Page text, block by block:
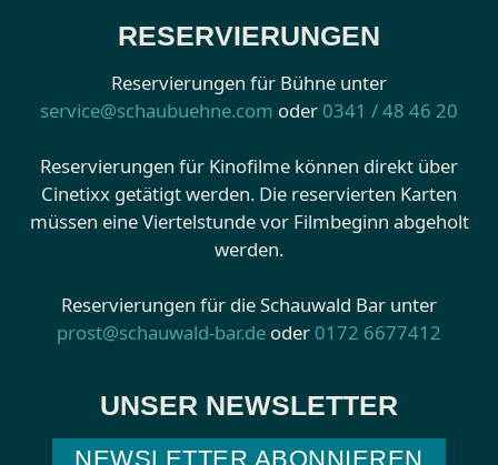
RESERVIERUNGEN
Reservierungen für Bühne unter
service@schaubuehne.com oder 0341 / 48 46 20
Reservierungen für Kinofilme können direkt über
Cinetixx getätigt werden. Die reservierten Karten
müssen eine Viertelstunde vor Filmbeginn abgeholt
werden.
Reservierungen für die Schauwald Bar unter
prost@schauwald-bar.de oder 0172 6677412
UNSER NEWSLETTER
NEWSLETTER ABONNIEREN